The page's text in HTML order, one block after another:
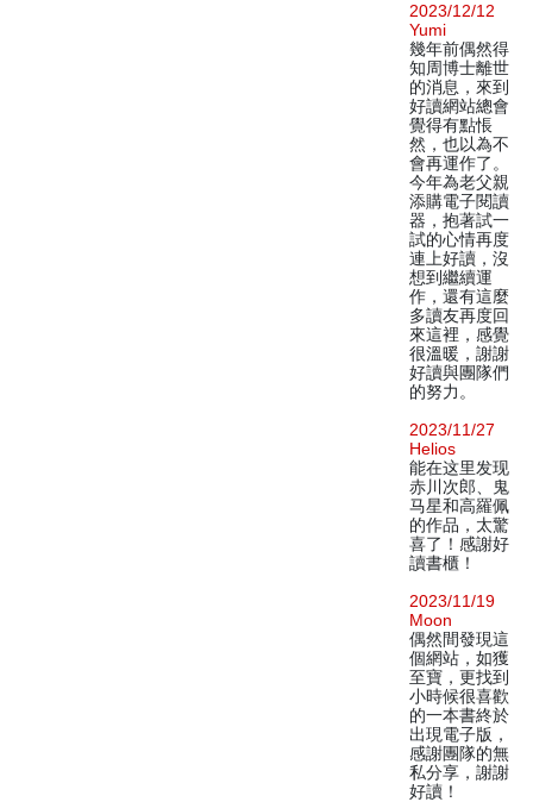
2023/12/12
Yumi
幾年前偶然得
知周博士離世
的消息，來到
好讀網站總會
覺得有點悵
然，也以為不
會再運作了。
今年為老父親
添購電子閱讀
器，抱著試一
試的心情再度
連上好讀，沒
想到繼續運
作，還有這麼
多讀友再度回
來這裡，感覺
很溫暖，謝謝
好讀與團隊們
的努力。
2023/11/27
Helios
能在这里发现
赤川次郎、鬼
马星和高羅佩
的作品，太驚
喜了！感謝好
讀書櫃！
2023/11/19
Moon
偶然間發現這
個網站，如獲
至寶，更找到
小時候很喜歡
的一本書終於
出現電子版，
感謝團隊的無
私分享，謝謝
好讀！